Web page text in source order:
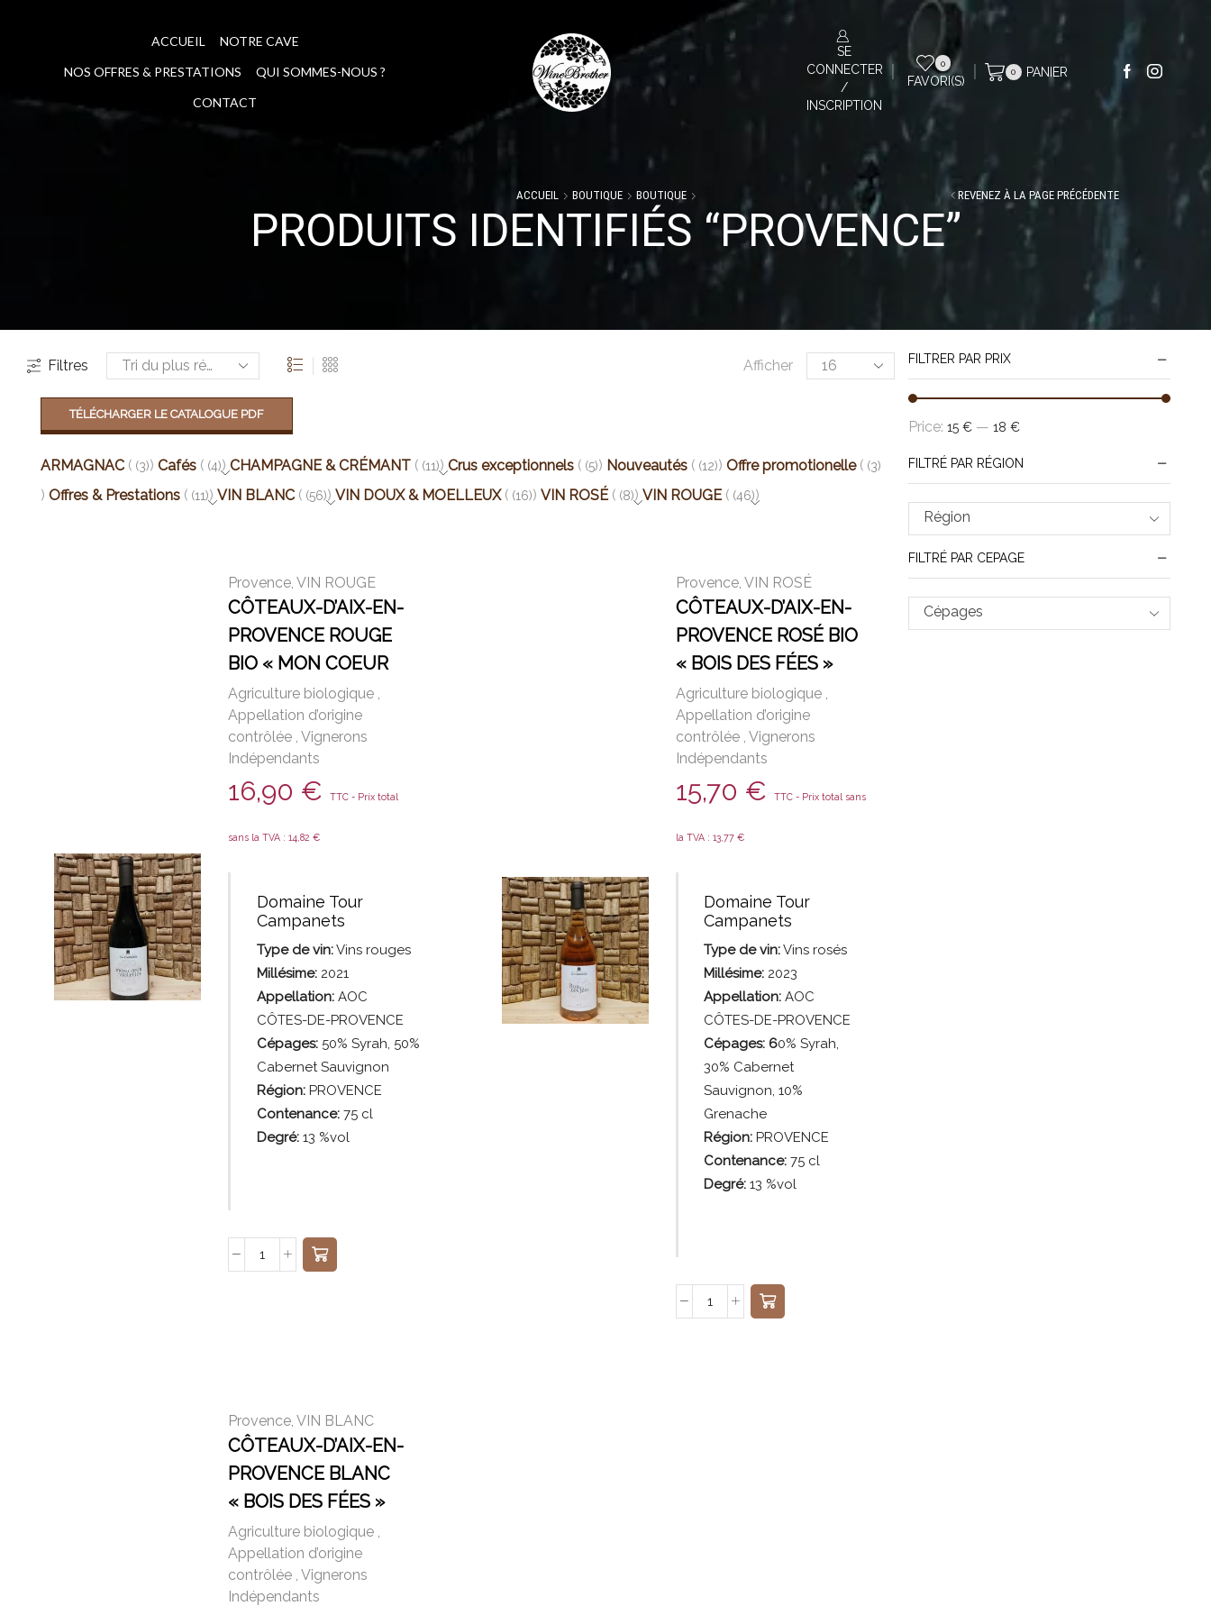
ACCUEIL
NOTRE CAVE
NOS OFFRES & PRESTATIONS
QUI SOMMES-NOUS ?
CONTACT
SE
CONNECTER
/
INSCRIPTION
0
FAVORI(S)
0 PANIER
ACCUEIL BOUTIQUE BOUTIQUE
PRODUITS IDENTIFIÉS “PROVENCE”
REVENEZ À LA PAGE PRÉCÉDENTE
Filtres Afficher
TÉLÉCHARGER LE CATALOGUE PDF
ARMAGNAC (3) Cafés (4) CHAMPAGNE & CRÉMANT (11) Crus exceptionnels (5) Nouveautés (12) Offre promotionelle (3)
Offres & Prestations (11) VIN BLANC (56) VIN DOUX & MOELLEUX (16) VIN ROSÉ (8) VIN ROUGE (46)
Provence VIN ROUGE
CÔTEAUX-D’AIX-EN-
PROVENCE ROUGE
BIO « MON COEUR
VIOLETTE » 2020
Agriculture biologique ,
Appellation d’origine
contrôlée , Vignerons
Indépendants
16,90 € TTC - Prix total
sans la TVA : 14,82 €
Domaine Tour
Campanets
Type de vin:Vins rouges
Millésime:2021
Appellation: AOC
CÔTES-DE-PROVENCE
Cépages: 50% Syrah, 50%
Cabernet Sauvignon
Région: PROVENCE
Contenance:75cl
Degré:13 %vol
Provence, VIN ROSÉ
CÔTEAUX-D’AIX-EN-
PROVENCE ROSÉ BIO
« BOIS DES FÉES »
2023
Agriculture biologique,
Appellation d’origine
contrôlée, Vignerons
Indépendants
15,70 € TTC - Prix total sans
la TVA : 13,77 €
Domaine Tour
Campanets
Type de vin:Vinsrosés
Millésime: 2023
Appellation: AOC
CÔTES-DE-PROVENCE
Cépages: 60% Syrah,
30% Cabernet
Sauvignon, 10%
Grenache
Région: PROVENCE
Contenance: 75 cl
Degré: 13 %vol
Provence VIN BLANC
CÔTEAUX-D’AIX-EN-
PROVENCE BLANC
« BOIS DES FÉES »
2020
Agriculture biologique ,
Appellation d’origine
contrôlée , Vignerons
Indépendants
FILTRER PAR PRIX
Price: 15 € — 18 €
FILTRÉ PAR RÉGION
Région
FILTRÉ PAR CEPAGE
Cépages